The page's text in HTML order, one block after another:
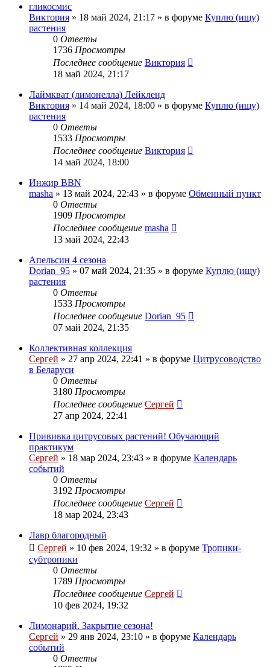
гликосмис
Виктория » 18 май 2024, 21:17 » в форуме Куплю (ищу)
растения
0 Ответы
1736 Просмотры
Последнее сообщение Виктория
18 май 2024, 21:17
Лаймкват (лимонелла) Лейкленд
Виктория » 14 май 2024, 18:00 » в форуме Куплю (ищу)
растения
0 Ответы
1533 Просмотры
Последнее сообщение Виктория
14 май 2024, 18:00
Инжир BBN
masha » 13 май 2024, 22:43 » в форуме Обменный пункт
0 Ответы
1909 Просмотры
Последнее сообщение masha
13 май 2024, 22:43
Апельсин 4 сезона
Dorian_95 » 07 май 2024, 21:35 » в форуме Куплю (ищу)
растения
0 Ответы
1533 Просмотры
Последнее сообщение Dorian_95
07 май 2024, 21:35
Коллективная коллекция
Сергей » 27 апр 2024, 22:41 » в форуме Цитрусоводство
в Беларуси
0 Ответы
3180 Просмотры
Последнее сообщение Сергей
27 апр 2024, 22:41
Прививка цитрусовых растений! Обучающий
практикум
Сергей » 18 мар 2024, 23:43 » в форуме Календарь
событий
0 Ответы
3192 Просмотры
Последнее сообщение Сергей
18 мар 2024, 23:43
Лавр благородный
Сергей » 10 фев 2024, 19:32 » в форуме Тропики-
субтропики
0 Ответы
1789 Просмотры
Последнее сообщение Сергей
10 фев 2024, 19:32
Лимонарий. Закрытие сезона!
Сергей » 29 янв 2024, 23:10 » в форуме Календарь
событий
0 Ответы